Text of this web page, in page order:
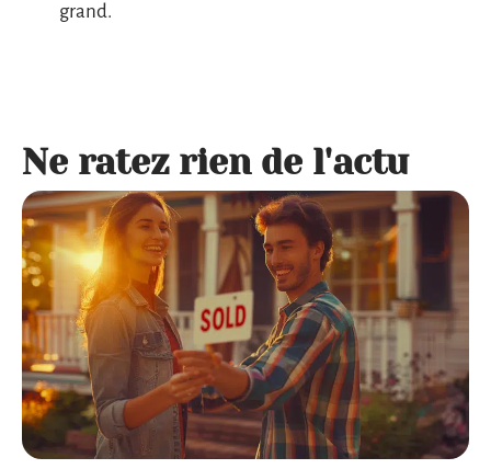
grand.
Ne ratez rien de l'actu